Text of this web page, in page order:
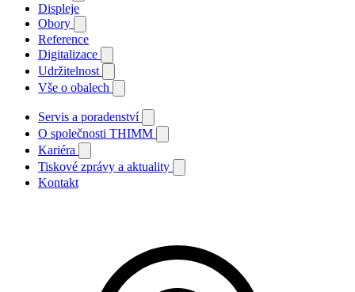
Displeje
Obory
Reference
Digitalizace
Udržitelnost
Vše o obalech
Servis a poradenství
O společnosti THIMM
Kariéra
Tiskové zprávy a aktuality
Kontakt